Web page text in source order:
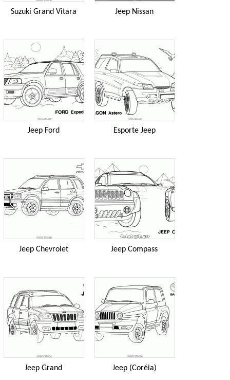
Suzuki Grand Vitara Jeep Nissan
Jeep Ford Esporte Jeep
Jeep Chevrolet Jeep Compass
Jeep Grand Jeep (Coréia)